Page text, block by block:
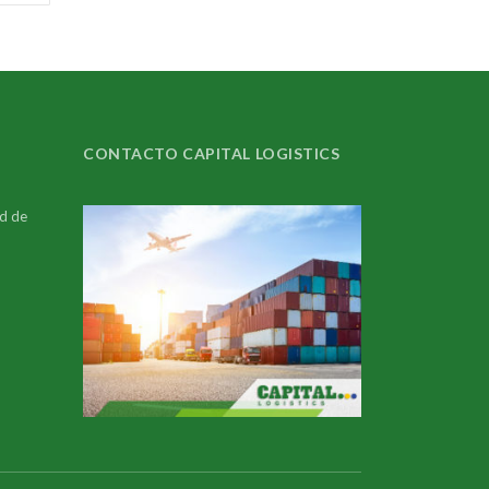
de
CONTACTO CAPITAL LOGISTICS